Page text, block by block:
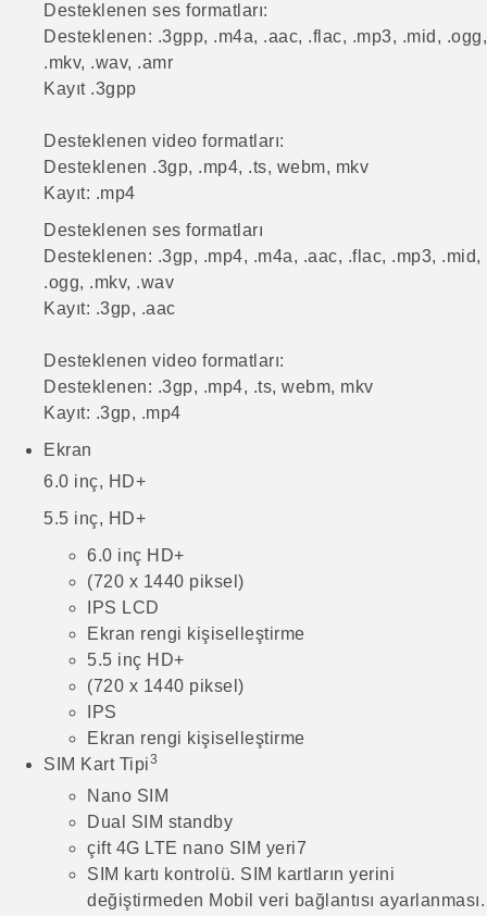
Desteklenen ses formatları:
Desteklenen: .3gpp, .m4a, .aac, .flac, .mp3, .mid, .ogg,
.mkv, .wav, .amr
Kayıt.3gpp
Desteklenen video formatları:
Desteklenen .3gp, .mp4, .ts, webm, mkv
Kayıt: .mp4
Desteklenen ses formatları
Desteklenen: .3gp, .mp4, .m4a, .aac, .flac, .mp3, .mid,
.ogg, .mkv, .wav
Kayıt: .3gp, .aac
Desteklenen video formatları:
Desteklenen: .3gp, .mp4, .ts, webm, mkv
Kayıt: .3gp, .mp4
Ekran
6.0 inç, HD+
5.5 inç, HD+
6.0 inç HD+
(720 x 1440 piksel)
IPS LCD
Ekran rengi kişiselleştirme
5.5 inç HD+
(720 x 1440 piksel)
IPS
Ekran rengi kişiselleştirme
SIM Kart Tipi3
Nano SIM
Dual SIM standby
çift 4G LTE nano SIM yeri7
SIM kartı kontrolü. SIM kartların yerini
değiştirmeden Mobil veri bağlantısı ayarlanması.